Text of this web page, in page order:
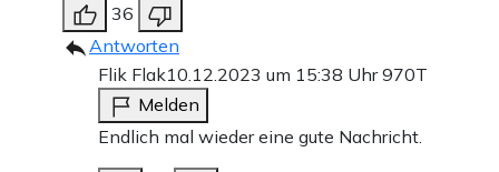
36
Antworten
Flik Flak10.12.2023 um 15:38 Uhr970T
Melden
Endlich mal wieder eine gute Nachricht.